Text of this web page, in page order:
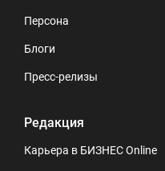
Персона
Блоги
Пресс-релизы
Редакция
Карьера в БИЗНЕС Online